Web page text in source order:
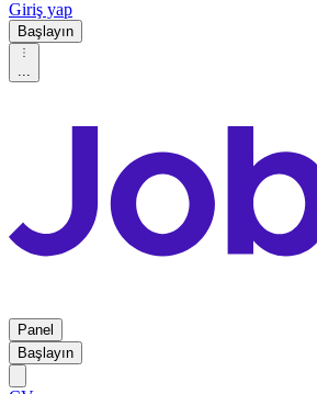
Giriş yap
Başlayın
...
Panel
Başlayın